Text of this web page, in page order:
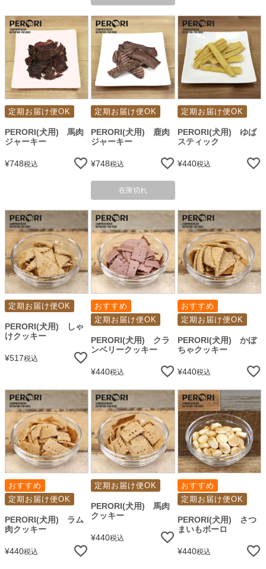
定期お届け便OK
PERORI(犬用) 馬肉
ジャーキー
¥748税込
定期お届け便OK
PERORI(犬用) 鹿肉
ジャーキー
¥748税込
在庫切れ
定期お届け便OK
PERORI(犬用) ゆば
スティック
¥440税込
定期お届け便OK
PERORI(犬用) しゃ
けクッキー
¥517税込
おすすめ
定期お届け便OK
PERORI(犬用) クラ
ンベリークッキー
¥440税込
おすすめ
定期お届け便OK
PERORI(犬用) かぼ
ちゃクッキー
¥440税込
おすすめ
定期お届け便OK
PERORI(犬用) ラム
肉クッキー
¥440税込
定期お届け便OK
PERORI(犬用) 馬肉
クッキー
¥440税込
おすすめ
定期お届け便OK
PERORI(犬用) さつ
まいもボーロ
¥440税込